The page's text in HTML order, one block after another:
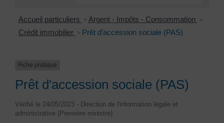
Accueil particuliers > Argent - Impôts - Consommation >
Crédit immobilier > Prêt d'accession sociale (PAS)
Fiche pratique
Prêt d'accession sociale (PAS)
Vérifié le 24/05/2023 - Direction de l'information légale et
administrative (Première ministre)